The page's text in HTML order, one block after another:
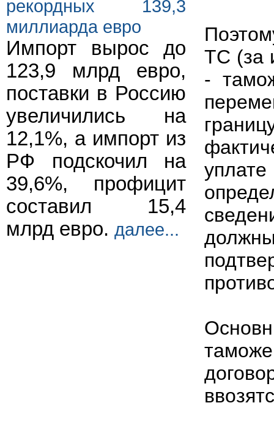
рекордных 139,3
миллиарда евро
Импорт вырос до
123,9 млрд евро,
поставки в Россию
увеличились на
12,1%, а импорт из
РФ подскочил на
39,6%, профицит
составил 15,4
млрд евро. далее...
ТС (за
-